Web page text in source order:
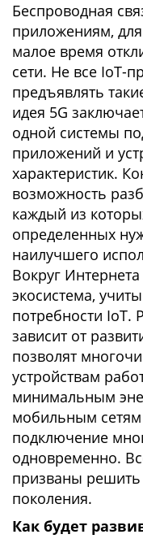
Беспроводная
приложениям,
малое время
сети. Не все IoT-
предъявлять
идея 5G
одной системы
приложений и
характеристик.
возможность
каждый из
определенных
наилучшего
Вокруг
экосистема,
потребности IoT.
зависит от
позволят
устройствам
минимальным
мобильным
подключение
одновременно.
призваны решить
поколения.
Как будет